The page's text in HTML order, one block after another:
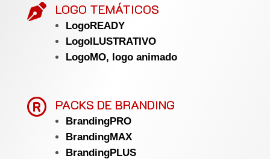
 LOGO TEMÁTICOS
LogoREADY
LogoILUSTRATIVO
LogoMO, logo animado
 PACKS DE BRANDING
BrandingPRO
BrandingMAX
BrandingPLUS